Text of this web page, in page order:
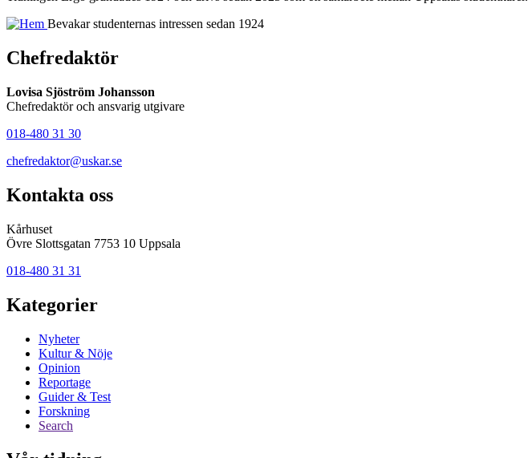
Bevakar studenternas intressen sedan 1924
Chefredaktör
Lovisa Sjöström Johansson
Chefredaktör och ansvarig utgivare
018-480 31 30
chefredaktor@uskar.se
Kontakta oss
Kårhuset
Övre Slottsgatan 7753 10 Uppsala
018-480 31 31
Kategorier
Nyheter
Kultur & Nöje
Opinion
Reportage
Guider & Test
Forskning
Search